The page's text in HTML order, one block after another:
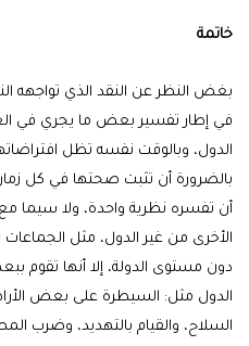
خاتمة
بغض النظر عن النقد الذي تواجهه
في إطار تفسير بعض ما يجري في
الدول، وبالوقت نفسه تظل
بالضرورة أن تثبت صحتها في كل
أن تفسره نظرية واحدة، ولا سيما مع
الأخرى من غير الدول، مثل
دون مستوى الدولة، إلا أنها تقوم
الدول مثل: السيطرة على بعض
السلاح، والقيام بالتهديد، وضرب